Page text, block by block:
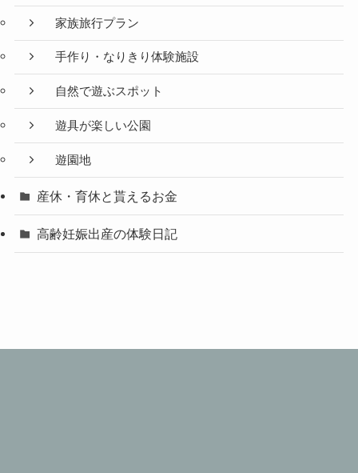
家族旅行プラン
手作り・なりきり体験施設
自然で遊ぶスポット
遊具が楽しい公園
遊園地
産休・育休と貰えるお金
高齢妊娠出産の体験日記